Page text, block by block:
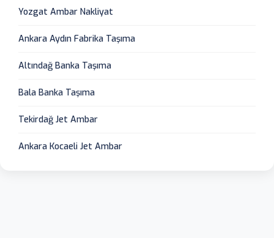
Yozgat Ambar Nakliyat
Ankara Aydın Fabrika Taşıma
Altındağ Banka Taşıma
Bala Banka Taşıma
Tekirdağ Jet Ambar
Ankara Kocaeli Jet Ambar